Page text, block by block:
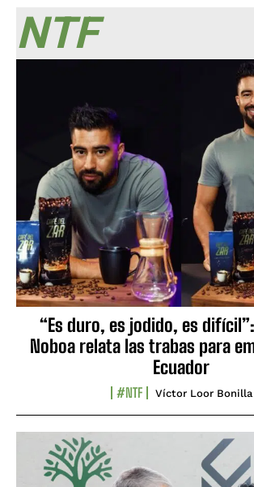
NTF
“Es duro, es jodido, es
Noboa relata las trabas para
Ecuador
#NTF Víctor Loor Bonilla